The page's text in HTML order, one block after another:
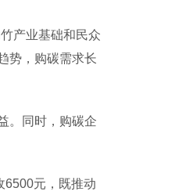
产业基础和民众
势，购碳需求长
。同时，购碳企
元，既推动